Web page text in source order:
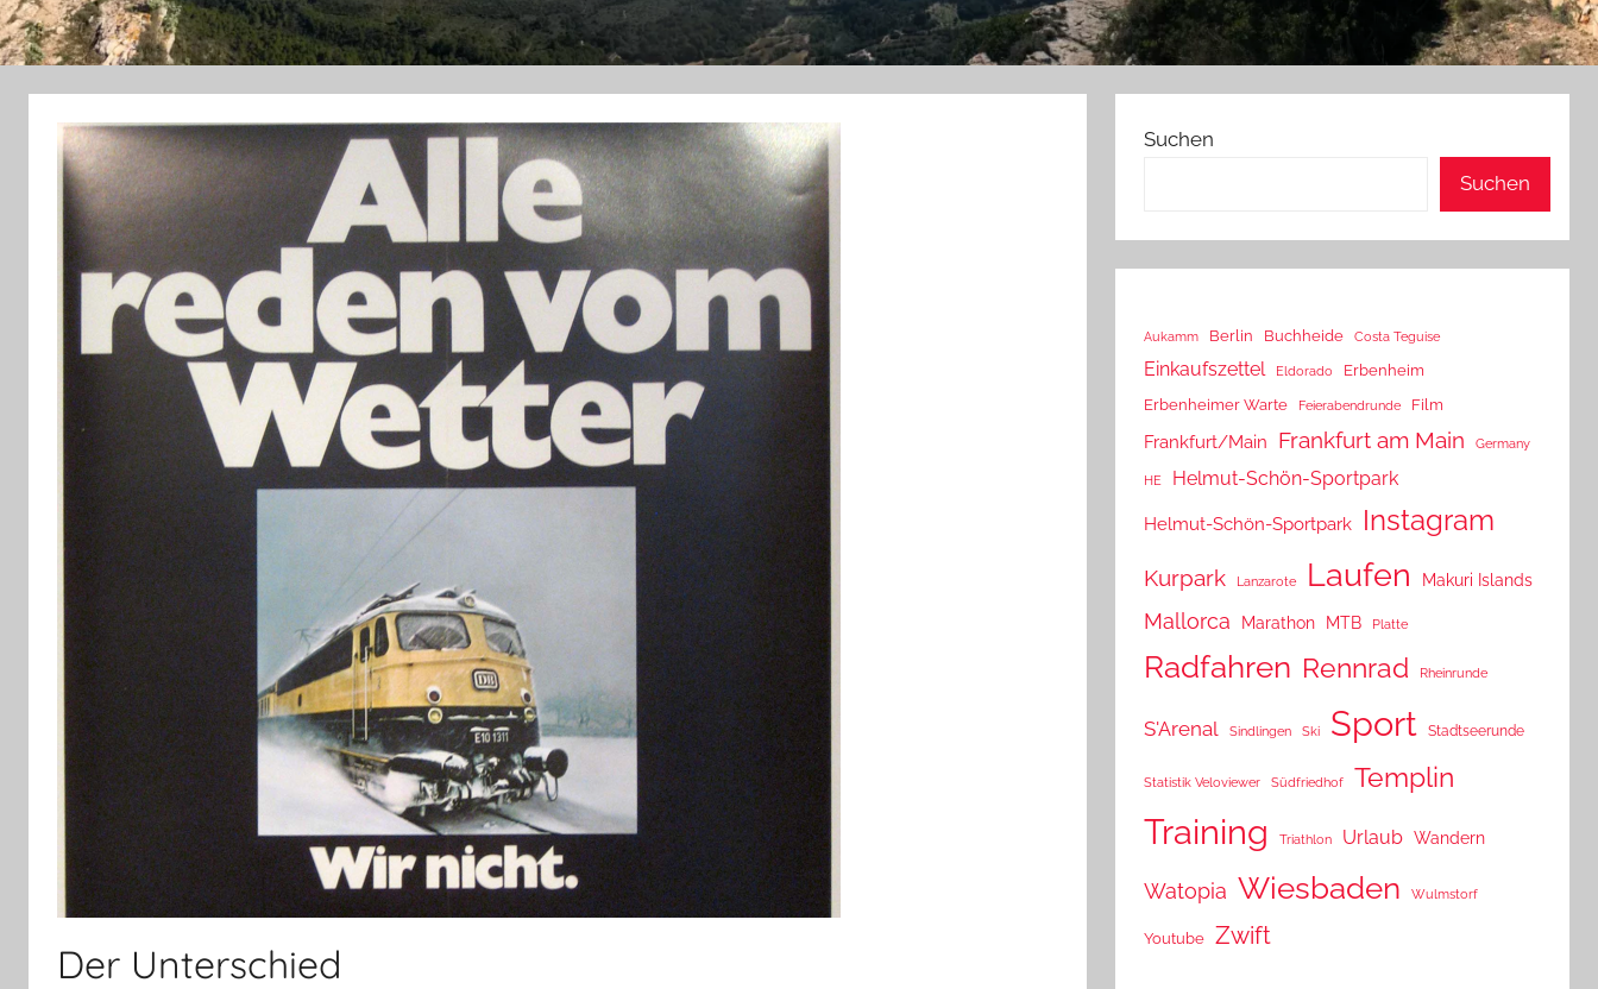
Der Unterschied
Suchen
Suchen
Aukamm Berlin Buchheide Costa Teguise
Einkaufszettel Eldorado
Erbenheim
Erbenheimer Warte
Feierabendrunde Film
Frankfurt/Main Frankfurt am Main Germany
HE Helmut-Schön-Sportpark
Helmut-Schön-Sportpark Instagram
Kurpark Lanzarote Laufen Makuri Islands
Mallorca Marathon MTB Platte
Radfahren Rennrad Rheinrunde
S'Arenal Sindlingen Ski Sport Stadtseerunde
Statistik Veloviewer Südfriedhof Templin
Training Triathlon Urlaub Wandern
Watopia Wiesbaden Wulmstorf
Youtube Zwift